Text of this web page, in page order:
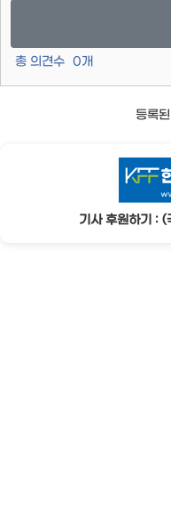
총 의견수 0개
등록
기사 후원하기